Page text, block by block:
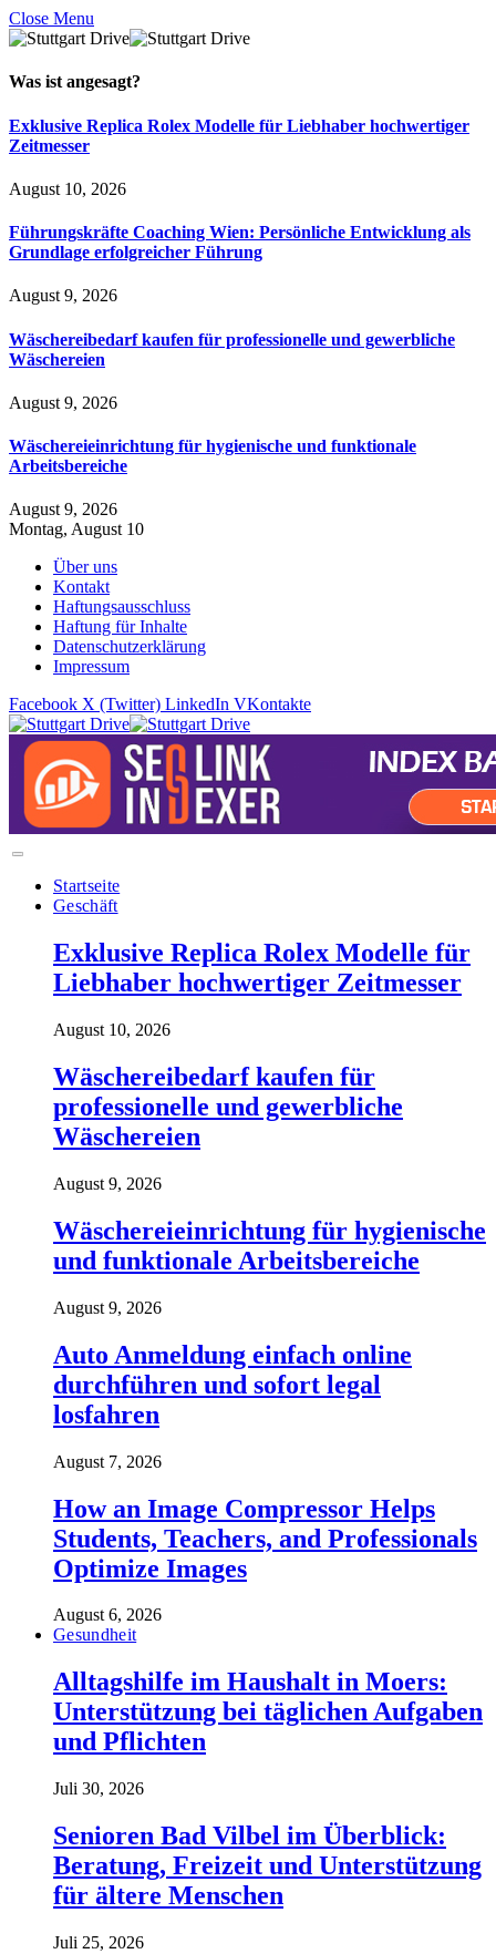
Close Menu
Was ist angesagt?
Exklusive Replica Rolex Modelle für Liebhaber hochwertiger
Zeitmesser
August 10, 2026
Führungskräfte Coaching Wien: Persönliche Entwicklung als
Grundlage erfolgreicher Führung
August 9, 2026
Wäschereibedarf kaufen für professionelle und gewerbliche
Wäschereien
August 9, 2026
Wäschereieinrichtung für hygienische und funktionale
Arbeitsbereiche
August 9, 2026
Montag, August 10
Über uns
Kontakt
Haftungsausschluss
Haftung für Inhalte
Datenschutzerklärung
Impressum
Facebook X (Twitter) LinkedIn VKontakte
Startseite
Geschäft
Exklusive Replica Rolex Modelle für
Liebhaber hochwertiger Zeitmesser
August 10, 2026
Wäschereibedarf kaufen für
professionelle und gewerbliche
Wäschereien
August 9, 2026
Wäschereieinrichtung für hygienische
und funktionale Arbeitsbereiche
August 9, 2026
Auto Anmeldung einfach online
durchführen und sofort legal
losfahren
August 7, 2026
How an Image Compressor Helps
Students, Teachers, and Professionals
Optimize Images
August 6, 2026
Gesundheit
Alltagshilfe im Haushalt in Moers:
Unterstützung bei täglichen Aufgaben
und Pflichten
Juli 30, 2026
Senioren Bad Vilbel im Überblick:
Beratung, Freizeit und Unterstützung
für ältere Menschen
Juli 25, 2026